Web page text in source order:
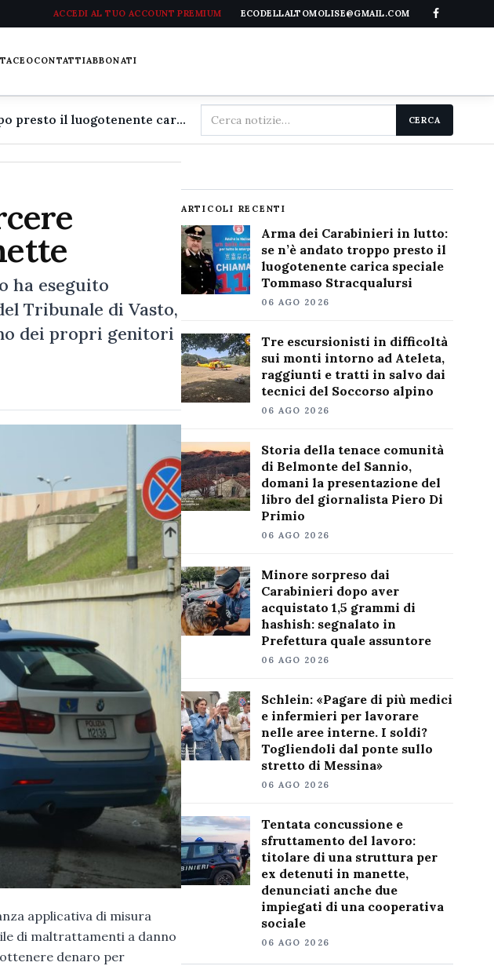
ACCEDI AL TUO ACCOUNT PREMIUM ECODELLALTOMOLISE@GMAIL.COM
CONTATTIABBONATI
Arma dei Carabinieri in lutto: se n'è andato troppo presto il luogotenente carica speciale Tommaso Stracqualursi
Cerca
nel
CERCA
ha eseguito
Tribunale di Vasto,
dei propri genitori
applicativa di misura
di maltrattamenti a danno
denaro per
ARTICOLI RECENTI
Arma dei Carabinieri in lutto:
se n’è andato troppo presto il
luogotenente carica speciale
Tommaso Stracqualursi
06 AGO 2026
Tre escursionisti in difficoltà
sui monti intorno ad Ateleta,
raggiunti e tratti in salvo dai
tecnici del Soccorso alpino
06 AGO 2026
Storia della tenace comunità
di Belmonte del Sannio,
domani la presentazione del
libro del giornalista Piero Di
Primio
06 AGO 2026
Minore sorpreso dai
Carabinieri dopo aver
acquistato 1,5 grammi di
hashish: segnalato in
Prefettura quale assuntore
06 AGO 2026
Schlein: «Pagare di più medici
e infermieri per lavorare
nelle aree interne. I soldi?
Togliendoli dal ponte sullo
stretto di Messina»
06 AGO 2026
Tentata concussione e
sfruttamento del lavoro:
titolare di una struttura per
ex detenuti in manette,
denunciati anche due
impiegati di una cooperativa
sociale
06 AGO 2026